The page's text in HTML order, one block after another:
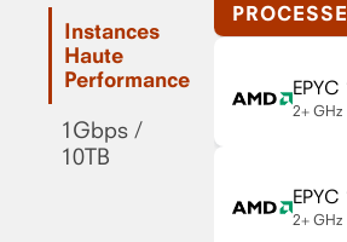
Instances
Haute
Performance
1Gbps /
10TB
2+ GHz
2+ GHz